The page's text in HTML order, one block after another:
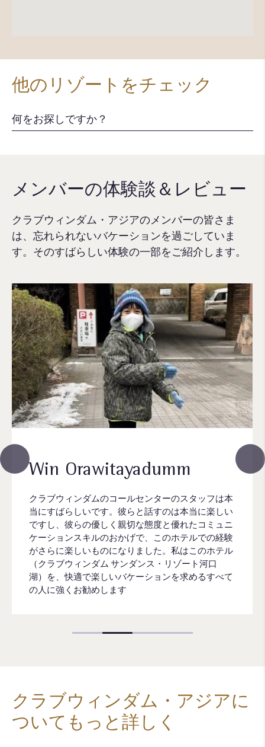
他のリゾートをチェック
Win Orawitayadumm
クラブウィンダムのコールセンターのスタッフは本
当にすばらしいです。彼らと話すのは本当に楽しい
ですし、彼らの優しく親切な態度と優れたコミュニ
ケーションスキルのおかげで、このホテルでの経験
がさらに楽しいものになりました。私はこのホテル
（クラブウィンダム サンダンス・リゾート河口
湖）を、快適で楽しいバケーションを求めるすべて
の人に強くお勧めします
メンバーの体験談＆レビュー
クラブウィンダム・アジアのメンバーの皆さま
は、忘れられないバケーションを過ごしていま
す。そのすばらしい体験の一部をご紹介します。
クラブウィンダム・アジアに
ついてもっと詳しく